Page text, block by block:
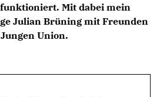
Mit dabei mein
Julian Brüning mit Freunden
Union.